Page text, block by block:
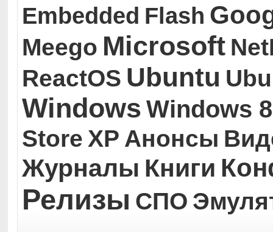
Embedded Flash
Meego Microsoft
ReactOS Ubuntu
Windows Windows 8
Store XP Анонсы
Журналы Книги
Релизы СПО